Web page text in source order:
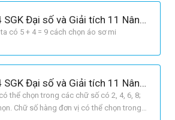
Câu 1 trang 54 SGK Đại số và Giải tích 11 Nâng cao
có 5 + 4 = 9 cách chọn áo sơ mi
Câu 2 trang 54 SGK Đại số và Giải tích 11 Nâng cao
thể chọn trong các chữ số có 2, 4, 6, 8;
Chữ số hàng đơn vị có thể chọn trong